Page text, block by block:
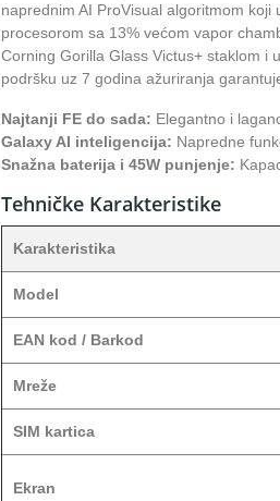
naprednim AI ProVisual algoritmom
procesorom sa 13% većom vapor
Corning Gorilla Glass Victus+ staklom i
podršku uz 7 godina ažuriranja
Najtanji FE do sada: Elegantno i
Galaxy AI inteligencija: Napredne
Snažna baterija i 45W punjenje:
Tehničke Karakteristike
Karakteristika
Model
EAN kod / Barkod
Mreže
SIM kartica
Ekran